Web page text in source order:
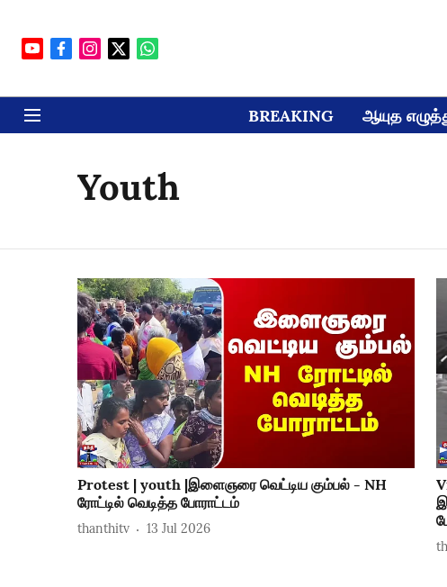
BREAKING ஆயுத
Youth
Protest | youth |இளைஞரை வெட்டிய கும்பல் - NH
ரோட்டில் வெடித்த போராட்டம்
thanthitv 13 Jul 2026